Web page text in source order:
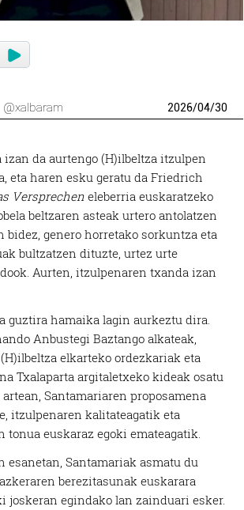
@xalbaram 2026/04/30
izan da aurtengo (H)ilbeltza itzulpen
eta haren esku geratu da Friedrich
Versprechen eleberria euskaratzeko
beltzaren asteak urtero antolatzen
bidez, genero horretako sorkuntza eta
bultzatzen dituzte, urtez urte
Aurten, itzulpenaren txanda izan
guztira hamaika lagin aurkeztu dira.
Anbustegi Baztango alkateak,
elkarteko ordezkariak eta
Txalaparta argitaletxeko kideak osatu
Santamariaren proposamena
itzulpenaren kalitateagatik eta
tonua euskaraz egoki emateagatik.
esanetan, Santamariak asmatu du
berezitasunak euskarara
joskeran egindako lan zainduari esker.